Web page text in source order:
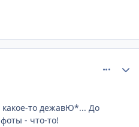
какое-то дежавЮ*... До
- что-то!